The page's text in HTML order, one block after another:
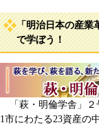
「明治日本の産業
で学ぼう！
「萩・明倫学舎」２
1市にわたる23資産の